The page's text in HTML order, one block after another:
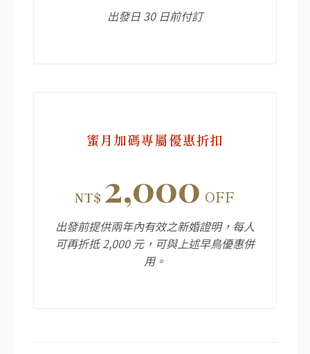
出發日 30 日前付訂
蜜月加碼專屬優惠折扣
NT$ 2,000 OFF
出發前提供兩年內有效之新婚證明，每人
可再折抵 2,000 元，可與上述早鳥優惠併
用。